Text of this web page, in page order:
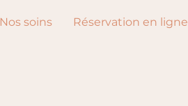
Nos soins Réservation en ligne